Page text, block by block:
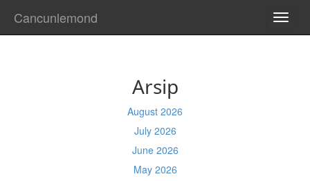
Cancunlemond
Arsip
August 2026
July 2026
June 2026
May 2026